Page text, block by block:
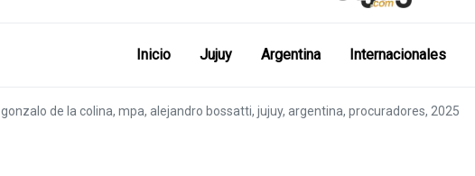
Inicio Jujuy Argentina Internacionales
gonzalo de la colina, mpa, alejandro bossatti, jujuy, argentina, procuradores, 2025